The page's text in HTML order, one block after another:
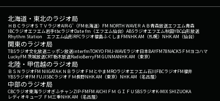
北海道・東北のラジオ局
ＨＢＣラジオＳＴＶラジオAIR-G'（FM北海道） FM NORTH WAVEＲＡＢ青森放送エフエム青森
IBCラジオエフエム岩手tbcラジオDate fm（エフエム仙台） ABSラジオエフエム秋田YBC山形放送
Rhythm Station エフエム山形RFCラジオ福島ふくしまFMNHK AM（札幌） NHK AM（仙台）
関東のラジオ局
TBSラジオ文化放送ニッポン放送interfmTOKYO FMJ-WAVEラジオ日本BAYFM78NACK5 ＦＭヨコハマ
LuckyFM 茨城放送CRT栃木放送RadioBerryFM GUNMANHK AM（東京）
北陸・甲信越のラジオ局
ＢＳＮラジオFM NIIGATAＫＮＢラジオ ＦＭとやまMROラジオエフエム石川FBCラジオFM福井
YBSラジオFM FUJISBCラジオ ＦＭ長野NHK AM（東京） NHK AM（名古屋）
中部のラジオ局
CBCラジオ東海ラジオぎふチャンZIP-FMFM AICHI ＦＭ ＧＩＦＵ SBSラジオK-MIX SHIZUOKA
レディオキューブ ＦＭ三重NHK AM（名古屋）